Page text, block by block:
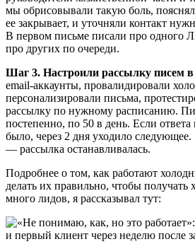
мы обрисовывали такую боль,
ее закрывает, и уточняли контакт
В первом письме писали про
про других по очереди.
Шаг 3. Настроили рассылку писем в
email-аккаунты, провалидировали
персонализировали письма,
рассылку по нужному расписанию.
постепенно, по 50 в день. Если
было, через 2 дня уходило
— рассылка останавливалась.
Подробнее о том, как работают
делать их правильно, чтобы
много лидов, я рассказывал тут: